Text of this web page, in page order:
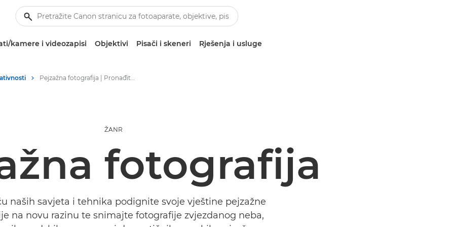
kamere i videozapisi Objektivi Pisači i skeneri Rješenja i usluge
Pejzažna fotografija | Pronađite inspiraciju
ŽANR
fotografija
naših savjeta i tehnika podignite svoje vještine pejzažne
na novu razinu te snimajte fotografije zvjezdanog neba,